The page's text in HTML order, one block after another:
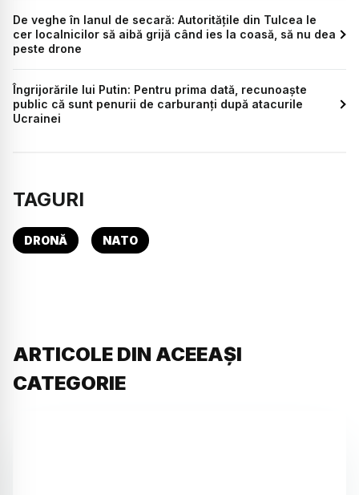
De veghe în lanul de secară: Autoritățile din Tulcea le
cer localnicilor să aibă grijă când ies la coasă, să nu dea
peste drone
Îngrijorările lui Putin: Pentru prima dată, recunoaște
public că sunt penurii de carburanți după atacurile
Ucrainei
TAGURI
DRONĂ NATO
ARTICOLE DIN ACEEAȘI
CATEGORIE